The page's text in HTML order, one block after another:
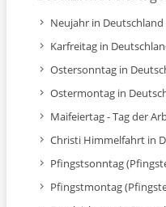
Neujahr in Deutschland
Karfreitag in
Ostersonntag in
Ostermontag in
Maifeiertag - Tag der
Christi Himmelfahrt in
Pfingstsonntag
Pfingstmontag